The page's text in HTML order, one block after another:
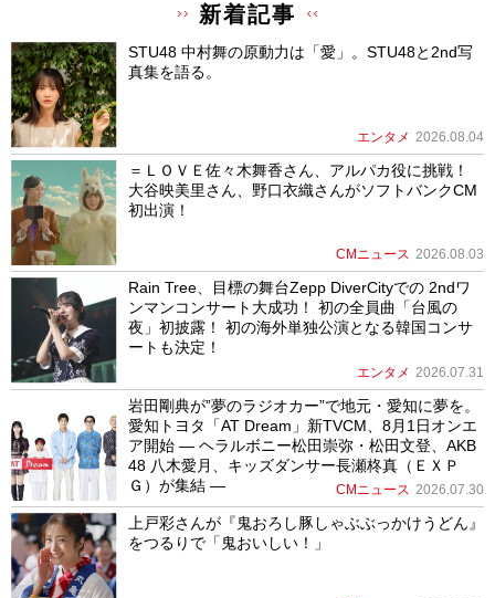
新着記事
STU48 中村舞の原動力は「愛」。STU48と2nd写
真集を語る。
エンタメ 2026.08.04
＝ＬＯＶＥ佐々木舞香さん、アルパカ役に挑戦！
大谷映美里さん、野口衣織さんがソフトバンクCM
初出演！
CMニュース 2026.08.03
Rain Tree、目標の舞台Zepp DiverCityでの 2ndワ
ンマンコンサート大成功！ 初の全員曲「台風の
夜」初披露！ 初の海外単独公演となる韓国コンサ
ートも決定！
エンタメ 2026.07.31
岩田剛典が”夢のラジオカー”で地元・愛知に夢を。
愛知トヨタ「AT Dream」新TVCM、8月1日オンエ
ア開始 ― ヘラルボニー松田崇弥・松田文登、AKB
48 八木愛月、キッズダンサー長瀬柊真（ＥＸＰ
Ｇ）が集結 ―
CMニュース 2026.07.30
上戸彩さんが『鬼おろし豚しゃぶぶっかけうどん』
をつるりで「鬼おいしい！」